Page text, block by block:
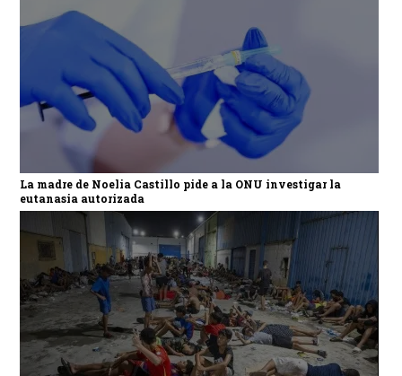
La madre de Noelia Castillo pide a la ONU investigar la
eutanasia autorizada